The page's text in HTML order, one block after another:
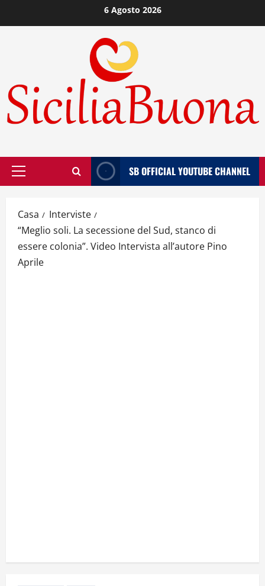
al
6 Agosto 2026
Menù
SB OFFICIAL YOUTUBE CHANNEL
Casa
Interviste
“Meglio soli. La secessione del Sud, stanco di
essere colonia”. Video Intervista all’autore Pino
Aprile